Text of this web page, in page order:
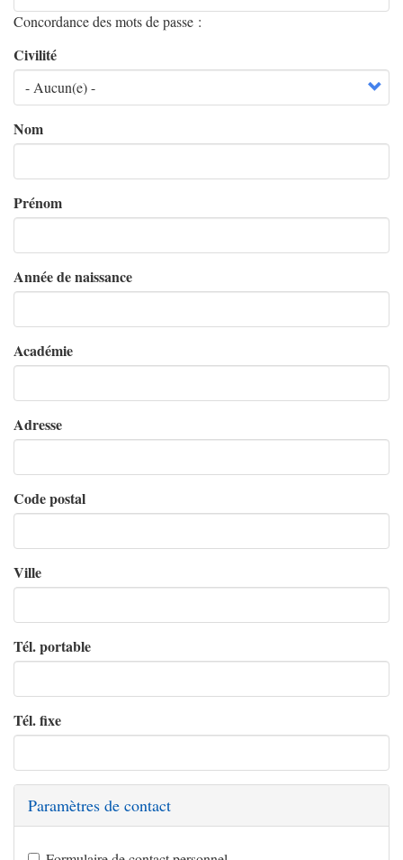
Concordance des mots de passe :
Civilité
Nom
Prénom
Année de naissance
Académie
Adresse
Code postal
Ville
Tél. portable
Tél. fixe
Paramètres de contact